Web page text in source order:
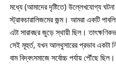
মধ্যে (আমাদের দৃষ্টিতে) উল্লেখযোগ্য ঘটনা
স্ট্রাকচারালিজমের জন্ম। আমরা একটি
এটা সারাবছর জুড়ে স্থায়ী ছিল।
সেই মূহুর্ত, যখন আলথুসারের প্রভাব একটা
বাম বিদ্বৎসমাজে সর্বোচ্চ পর্যায় পৌঁছে ছিল।